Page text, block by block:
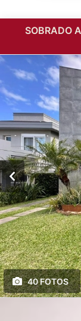
SOBRADO
40 FOTOS